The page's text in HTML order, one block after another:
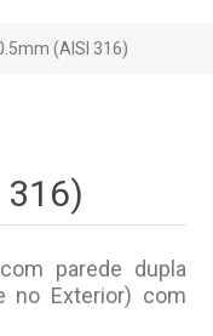
(AISI 316)
316)
parede dupla
no Exterior) com